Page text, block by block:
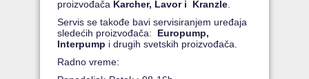
proizvođača Karcher, Lavor i Kranzle
Servis se takođe bavi servisiranjem uređaja
sledećih proizvođača: Europump,
Interpump i drugih svetskih proizvođača.
Radno vreme: